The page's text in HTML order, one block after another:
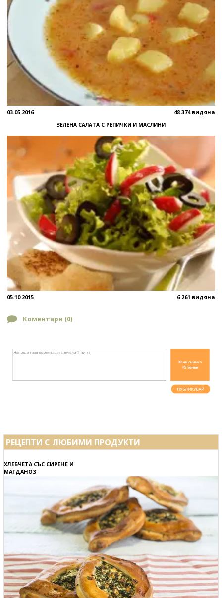
03.05.2016 48 374 видяна
ЗЕЛЕНА САЛАТА С РЕПИЧКИ И МАСЛИНИ
05.10.2015 6 261 видяна
Коментари (0)
РЕЦЕПТИ С ЛЮБИМИ ПРОДУКТИ
ХЛЕБЧЕТА СЪС СИРЕНЕ И
МАГДАНОЗ